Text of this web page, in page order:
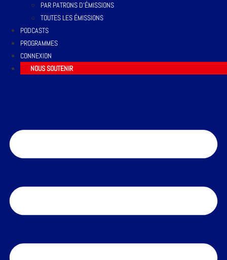
PAR PATRONS D’ÉMISSIONS
TOUTES LES ÉMISSIONS
PODCASTS
PROGRAMMES
CONNEXION
NOUS SOUTENIR